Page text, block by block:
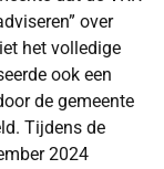
over
het volledige
ook een
de gemeente
Tijdens de
2024